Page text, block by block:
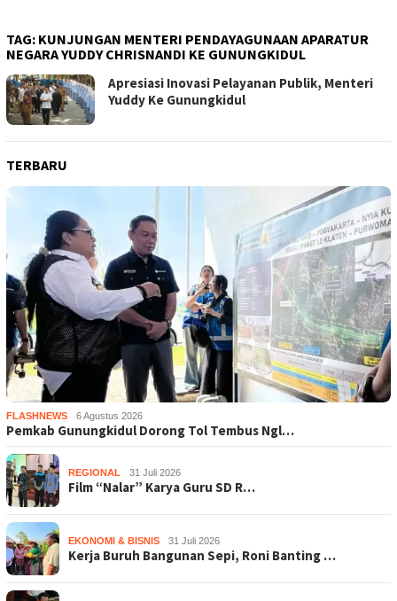
TAG: KUNJUNGAN MENTERI PENDAYAGUNAAN APARATUR
NEGARA YUDDY CHRISNANDI KE GUNUNGKIDUL
Apresiasi Inovasi Pelayanan Publik, Menteri
Yuddy Ke Gunungkidul
TERBARU
FLASHNEWS 6 Agustus 2026
Pemkab Gunungkidul Dorong Tol Tembus Ngl…
REGIONAL 31 Juli 2026
Film “Nalar” Karya Guru SD R…
EKONOMI & BISNIS 31 Juli 2026
Kerja Buruh Bangunan Sepi, Roni Banting …